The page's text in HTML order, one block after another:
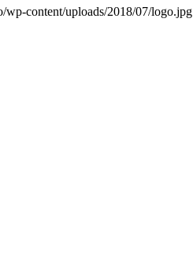
wp-content/uploads/2018/07/logo.jpg